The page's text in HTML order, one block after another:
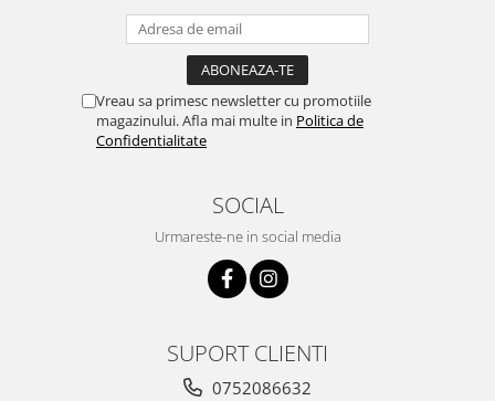
Vreau sa primesc newsletter cu promotiile
magazinului. Afla mai multe in Politica de
Confidentialitate
SOCIAL
Urmareste-ne in social media
SUPORT CLIENTI
0752086632